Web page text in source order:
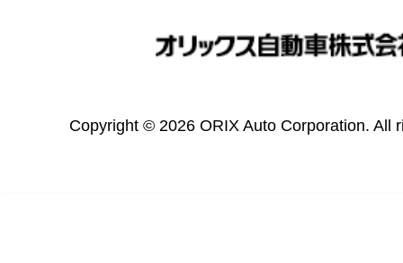
Copyright © 2026 ORIX Auto Corporation. All